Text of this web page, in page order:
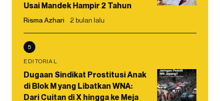
Usai Mandek Hampir 2 Tahun
Risma Azhari 2 bulan lalu
5
EDITORIAL
Dugaan Sindikat Prostitusi Anak
di Blok M yang Libatkan WNA:
Dari Cuitan di X hingga ke Meja